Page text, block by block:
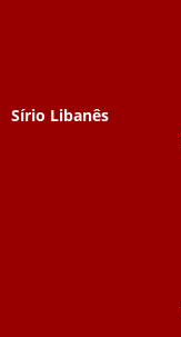
Sírio Libanês